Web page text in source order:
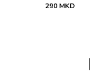
290 MKD